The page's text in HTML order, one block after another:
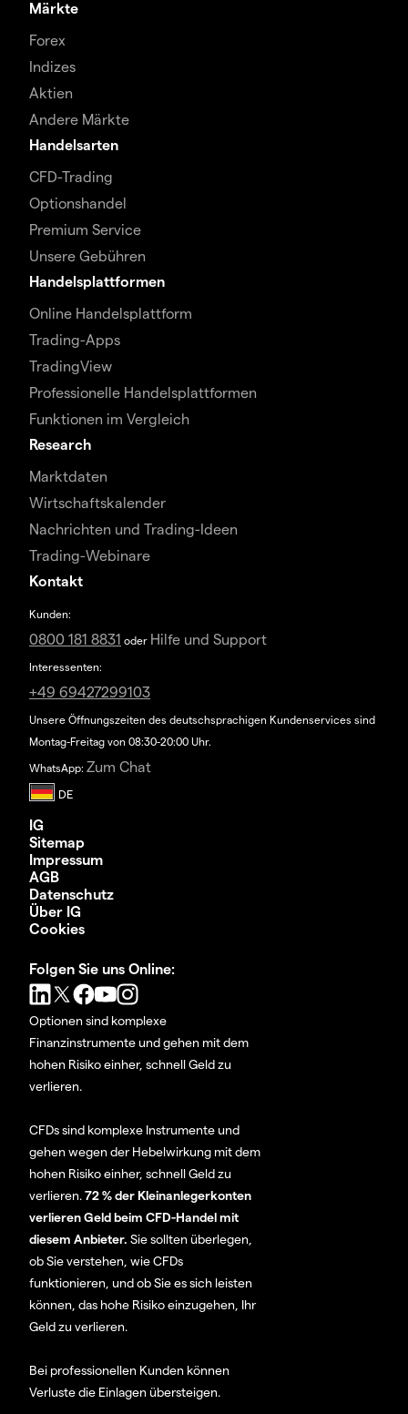
Märkte
Forex
Indizes
Aktien
Andere Märkte
Handelsarten
CFD-Trading
Optionshandel
Premium Service
Unsere Gebühren
Handelsplattformen
Online Handelsplattform
Trading-Apps
TradingView
Professionelle Handelsplattformen
Funktionen im Vergleich
Research
Marktdaten
Wirtschaftskalender
Nachrichten und Trading-Ideen
Trading-Webinare
Kontakt
Kunden:
0800 181 8831 oder Hilfe und Support
Interessenten:
+49 69427299103
Unsere Öffnungszeiten des deutschsprachigen Kundenservices sind
Montag-Freitag von 08:30-20:00 Uhr.
WhatsApp: Zum Chat
IG
Sitemap
Impressum
AGB
Datenschutz
Über IG
Cookies
Folgen Sie uns Online:
Optionen sind komplexe
Finanzinstrumente und gehen mit dem
hohen Risiko einher, schnell Geld zu
verlieren.
CFDs sind komplexe Instrumente und
gehen wegen der Hebelwirkung mit dem
hohen Risiko einher, schnell Geld zu
verlieren.72 % der Kleinanlegerkonten
verlieren Geld beim CFD-Handel mit
diesem Anbieter. Sie sollten überlegen,
ob Sie verstehen, wie CFDs
funktionieren, und ob Sie es sich leisten
können, das hohe Risiko einzugehen, Ihr
Geld zu verlieren.
Bei professionellen Kunden können
Verluste die Einlagen übersteigen.